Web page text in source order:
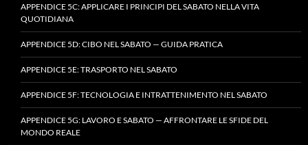
APPENDICE 5C: APPLICARE I PRINCIPI DEL SABATO NELLA VITA
QUOTIDIANA
APPENDICE 5D: CIBO NEL SABATO — GUIDA PRATICA
APPENDICE 5E: TRASPORTO NEL SABATO
APPENDICE 5F: TECNOLOGIA E INTRATTENIMENTO NEL SABATO
APPENDICE 5G: LAVORO E SABATO — AFFRONTARE LE SFIDE DEL
MONDO REALE